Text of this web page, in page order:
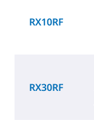
RX10RF
RX30RF